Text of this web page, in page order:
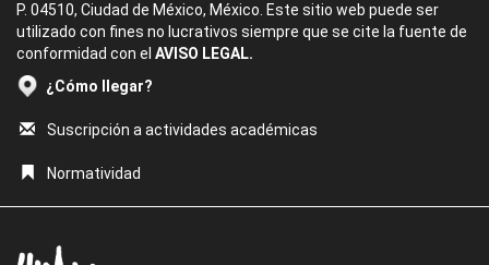
P. 04510, Ciudad de México, México. Este sitio web puede ser
utilizado con fines no lucrativos siempre que se cite la fuente de
conformidad con el AVISO LEGAL.
¿Cómo llegar?
Suscripción a actividades académicas
Normatividad